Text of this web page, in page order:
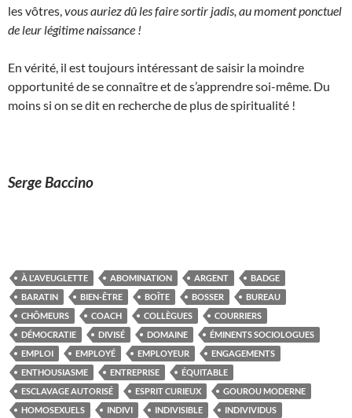
les vôtres, vous auriez dû les faire sortir jadis, au moment ponctuel
de leur légitime naissance !
En vérité, il est toujours intéressant de saisir la moindre
opportunité de se connaître et de s’apprendre soi-même. Du
moins si on se dit en recherche de plus de spiritualité !
Serge Baccino
À L'AVEUGLETTE ABOMINATION ARGENT
BADGE
BARATIN
BIEN-ÊTRE BOÎTE BOSSER
BUREAU
CHÔMEURS
COACH COLLÈGUES
COURRIERS
DÉMOCRATIE
DIVISÉ DOMAINE
ÉMINENTS SOCIOLOGUES
EMPLOI
EMPLOYÉ EMPLOYEUR
ENGAGEMENTS
ENTHOUSIASME
ENTREPRISE
ÉQUITABLE
ESCLAVAGE AUTORISÉ
ESPRIT CURIEUX
GOUROU MODERNE
HOMOSEXUELS
INDIVI INDIVISIBLE INDIVIVIDUS